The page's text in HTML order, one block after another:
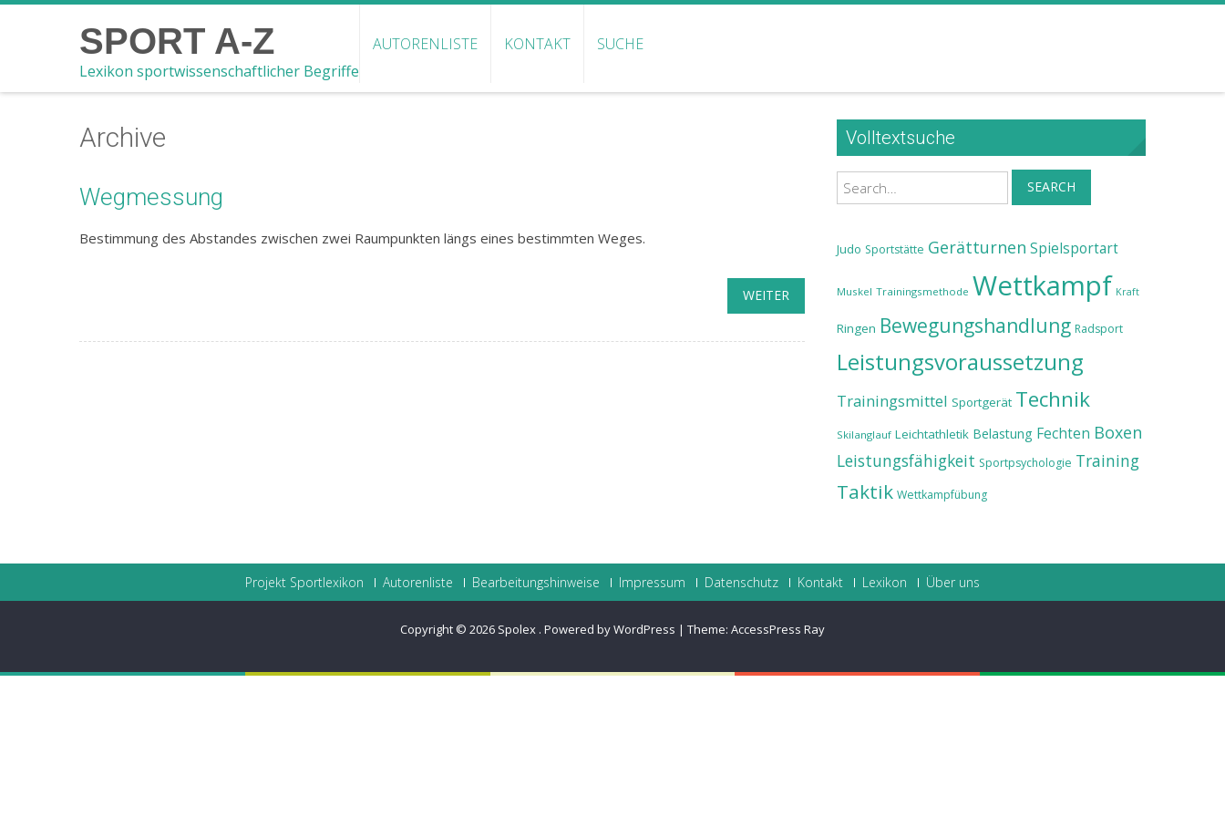
SPORT A-Z
Lexikon sportwissenschaftlicher Begriffe
AUTORENLISTE KONTAKT SUCHE
Archive
Wegmessung
Bestimmung des Abstandes zwischen zwei Raumpunkten längs eines bestimmten Weges.
WEITER
Volltextsuche
Search SEARCH
Judo Sportstätte Gerätturnen Spielsportart
Muskel Trainingsmethode Wettkampf Kraft
Ringen Bewegungshandlung Radsport
Leistungsvoraussetzung
Trainingsmittel Sportgerät Technik
Skilanglauf Leichtathletik Belastung Fechten Boxen
Leistungsfähigkeit Sportpsychologie Training
Taktik Wettkampfübung
Projekt Sportlexikon Autorenliste Bearbeitungshinweise Impressum Datenschutz Kontakt Lexikon Über uns
Copyright © 2026 Spolex . Powered by WordPress | Theme: AccessPress Ray